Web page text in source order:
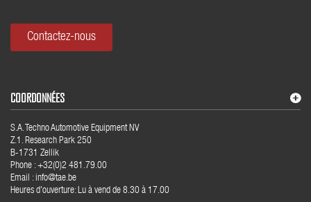
Contactez-nous
COORDONNÉES
S.A. Techno Automotive Equipment NV
Z.1. Research Park 250
B-1731 Zellik
Phone : +32(0)2 481.79.00
Email : info@tae.be
Heures d'ouverture: Lu à vend de 8.30 à 17.00